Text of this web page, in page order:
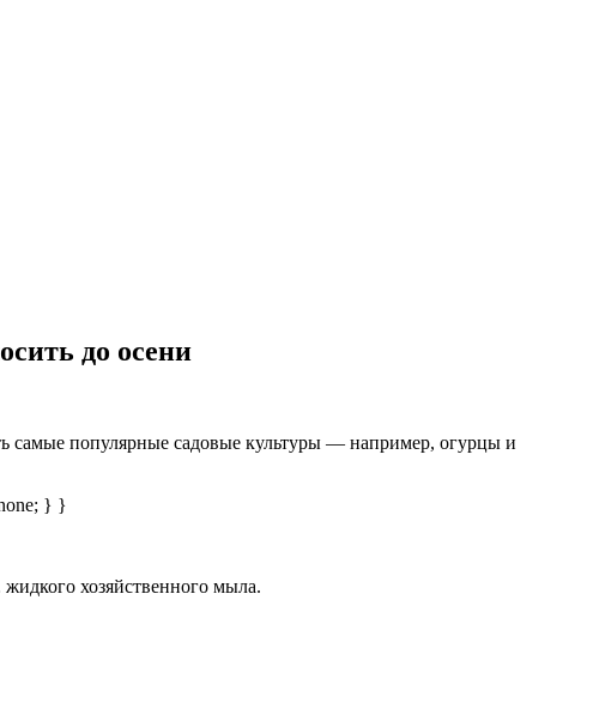
до осени
самые популярные садовые культуры — например, огурцы и
} }
хозяйственного мыла.